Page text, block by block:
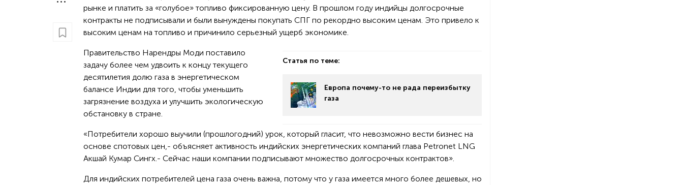
рынке и платить за «голубое» топливо фиксированную цену. В прошлом году индийцы долгосрочные
контракты не подписывали и были вынуждены покупать СПГ по рекордно высоким ценам. Это привело к
высоким ценам на топливо и причинило серьезный ущерб экономике.
Статья по теме:
Европа почему-то не рада переизбытку
газа
Правительство Нарендры Моди поставило
задачу более чем удвоить к концу текущего
десятилетия долю газа в энергетическом
балансе Индии для того, чтобы уменьшить
загрязнение воздуха и улучшить экологическую
обстановку в стране.
«Потребители хорошо выучили (прошлогодний) урок, который гласит, что невозможно вести бизнес на
основе спотовых цен,- объясняет активность индийских энергетических компаний глава Petronet LNG
Акшай Кумар Сингх.- Сейчас наши компании подписывают множество долгосрочных контрактов».
Для индийских потребителей цена газа очень важна, потому что у газа имеется много более дешевых, но